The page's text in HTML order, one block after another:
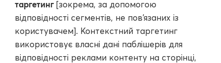
таргетинг [зокрема, за допомогою
відповідності сегментів, не пов’язаних із
користувачем]. Контекстний таргетинг
використовує власні дані паблішерів для
відповідності реклами контенту на сторінці,